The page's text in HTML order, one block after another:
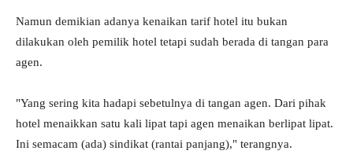
Namun demikian adanya kenaikan tarif hotel itu bukan
dilakukan oleh pemilik hotel tetapi sudah berada di tangan para
agen.
"Yang sering kita hadapi sebetulnya di tangan agen. Dari pihak
hotel menaikkan satu kali lipat tapi agen menaikan berlipat lipat.
Ini semacam (ada) sindikat (rantai panjang)," terangnya.